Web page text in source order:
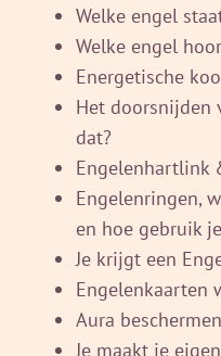
Welke engel
Welke engel
Energetische
Het doorsnijden
dat?
Engelenhartlink
Engelenringen,
en hoe gebruik
Je krijgt een
Engelenkaarten
Aura
Je maakt je